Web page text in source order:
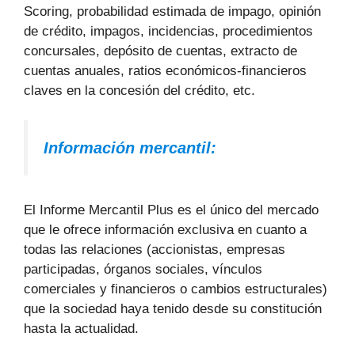
Scoring, probabilidad estimada de impago, opinión
de crédito, impagos, incidencias, procedimientos
concursales, depósito de cuentas, extracto de
cuentas anuales, ratios económicos-financieros
claves en la concesión del crédito, etc.
Información mercantil:
El Informe Mercantil Plus es el único del mercado
que le ofrece información exclusiva en cuanto a
todas las relaciones (accionistas, empresas
participadas, órganos sociales, vínculos
comerciales y financieros o cambios estructurales)
que la sociedad haya tenido desde su constitución
hasta la actualidad.